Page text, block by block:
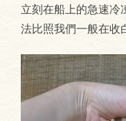
立刻在船上的急速冷
法比照我們一般在收